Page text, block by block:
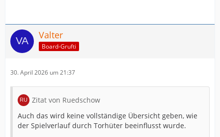
Valter
Board-Grufti
30. April 2026 um 21:37
Zitat von Ruedschow
Auch das wird keine vollständige Übersicht geben, wie
der Spielverlauf durch Torhüter beeinflusst wurde.